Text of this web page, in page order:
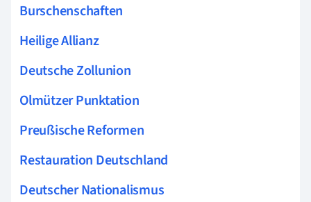
Burschenschaften
Heilige Allianz
Deutsche Zollunion
Olmützer Punktation
Preußische Reformen
Restauration Deutschland
Deutscher Nationalismus